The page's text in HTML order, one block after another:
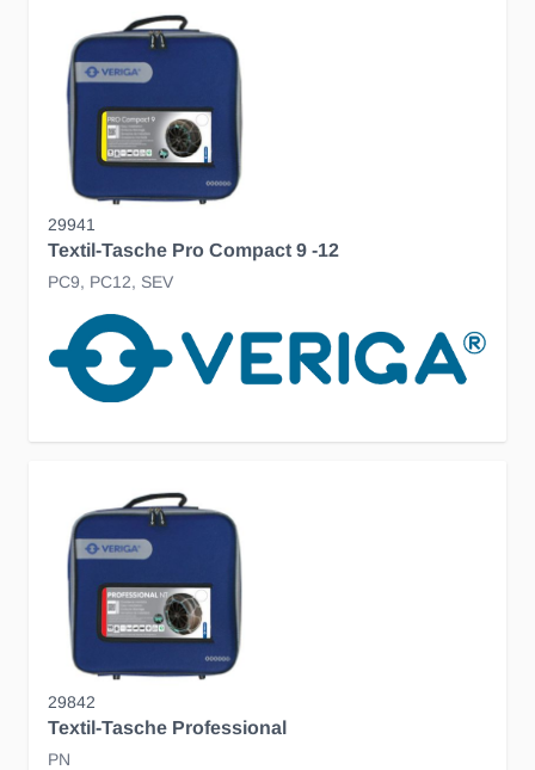
29941
Textil-Tasche Pro Compact 9 -12
PC9, PC12, SEV
29842
Textil-Tasche Professional
PN